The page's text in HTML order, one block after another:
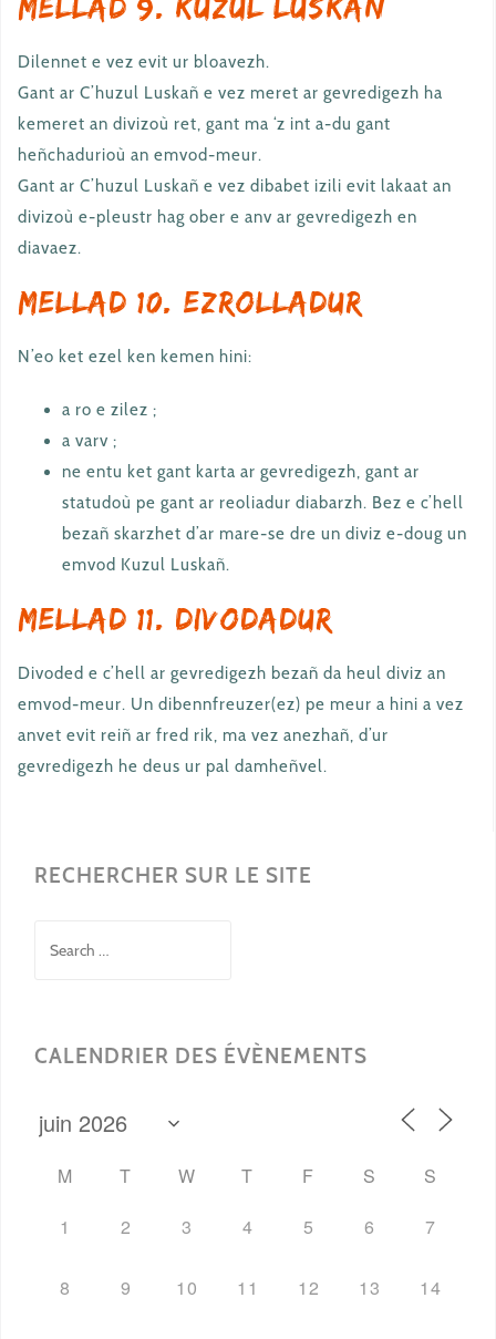
Mellad 9. Kuzul Luskañ
Dilennet e vez evit ur bloavezh.
Gant ar C’huzul Luskañ e vez meret ar gevredigezh ha
kemeret an divizoù ret, gant ma ‘z int a-du gant
heñchadurioù an emvod-meur.
Gant ar C’huzul Luskañ e vez dibabet izili evit lakaat an
divizoù e-pleustr hag ober e anv ar gevredigezh en
diavaez.
Mellad 10. Ezrolladur
N’eo ket ezel ken kemen hini:
a ro e zilez ;
a varv ;
ne entu ket gant karta ar gevredigezh, gant ar
statudoù pe gant ar reoliadur diabarzh. Bez e c’hell
bezañ skarzhet d’ar mare-se dre un diviz e-doug un
emvod Kuzul Luskañ.
Mellad 11. Divodadur
Divoded e c’hell ar gevredigezh bezañ da heul diviz an
emvod-meur. Un dibennfreuzer(ez) pe meur a hini a vez
anvet evit reiñ ar fred rik, ma vez anezhañ, d’ur
gevredigezh he deus ur pal damheñvel.
RECHERCHER SUR LE SITE
for:
CALENDRIER DES ÉVÈNEMENTS
M T W T F S
S
1
2 3 4 5 6 7
8 9 10 11 12 13 14